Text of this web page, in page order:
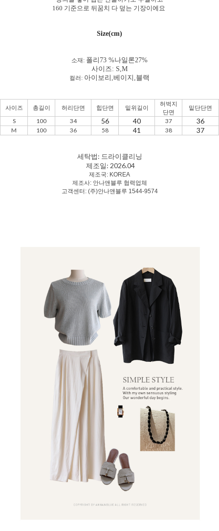
160 기준으로 뒤꿈치 다 덮는 기장이에요
Size(cm)
소재: 폴리73 %나일론27%
사이즈: S,M
컬러: 아이보리,베이지,블랙
사이즈 총길이 허리단면 힙단면 밑위길이
허벅지
단면
밑단단면
S
100 34 56 40 37 36
M 100 36 58 41 38 37
세탁법: 드라이클리닝
제조일: 2026.04
제조국: KOREA
제조사: 안나앤블루 협력업체
고객센터: (주)안나앤블루 1544-9574